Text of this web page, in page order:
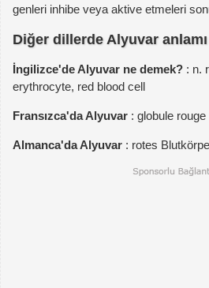
genleri inhibe veya aktive etmeleri
Diğer dillerde Alyuvar
İngilizce'de Alyuvar ne demek? : n.
erythrocyte, red blood cell
Fransızca'da Alyuvar : globule
Almanca'da Alyuvar : rotes